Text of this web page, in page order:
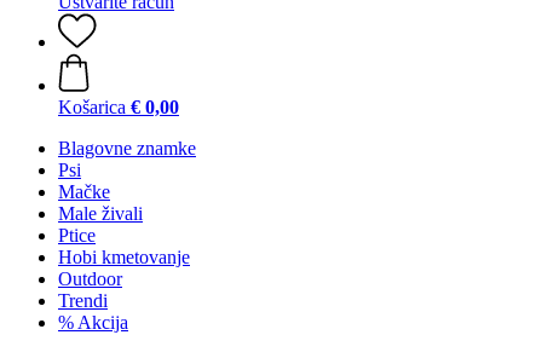
Košarica € 0,00
Blagovne znamke
Psi
Mačke
Male živali
Ptice
Hobi kmetovanje
Outdoor
Trendi
% Akcija